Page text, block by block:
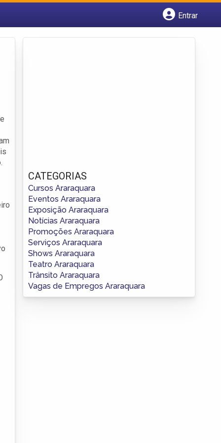
Entrar
CATEGORIAS
Cursos Araraquara
Eventos Araraquara
Exposição Araraquara
Notícias Araraquara
Promoções Araraquara
Serviços Araraquara
Shows Araraquara
Teatro Araraquara
Trânsito Araraquara
Vagas de Empregos Araraquara